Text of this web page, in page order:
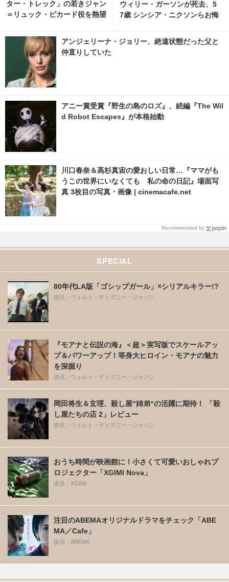
ター・トレック」の若きジャン
＝リュック・ピカード役を熱望
ウィリー・ガーソンが死去、5
7歳 シンシア・ニクソンらお悔
アンジェリーナ・ジョリー、絶遠状態だった父と
仲直りしていた
アニー賞受賞『野生の島のロズ』、続編『The Wil
d Robot Escapes』が本格始動
川口春奈＆高杉真宙の愛おしい日常…『ママがも
うこの世界にいなくても 私の命の日記』場面写
真 3枚目の写真・画像 | cinemacafe.net
Recommended by
SPECIAL
80年代LA版「ゴシップガール」×シリアルキラー!?
提供：ウォルト・ディズニー・ジャパン
『モアナと伝説の海』＜超＞実写版でスケールアッ
プ＆パワーアップ！等身大ヒロイン・モアナの魅力
を深掘り
提供：ウォルト・ディズニー・ジャパン
岡田将生＆玄理、殺し屋“姉弟“の活躍に期待！ 「殺
し屋たちの店 2」レビュー
提供：ウォルト・ディズニー・ジャパン
おうち時間が映画館に！小さくて可愛いおしゃれプ
ロジェクター「XGIMI Nova」
提供：XGIMI
注目のABEMAオリジナルドラマをチェック「ABE
MA／Cafe」
提供：ABEMA